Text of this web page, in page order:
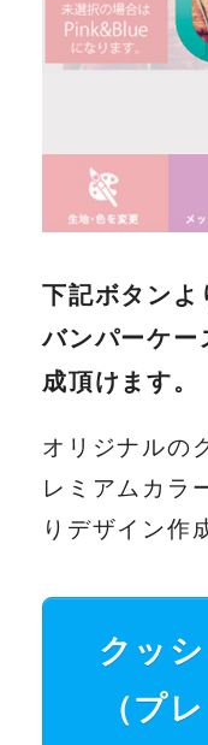
下記ボタンよ
バンパーケー
成頂けます。
オリジナルの
レミアムカラ
りデザイン作
クッ
（プ